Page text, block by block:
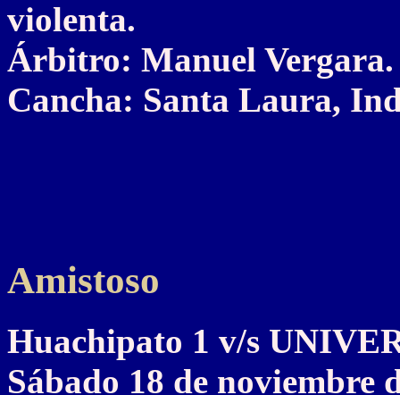
violenta.
Árbitro: Manuel Vergara.
Cancha: Santa Laura,
Amistoso
Huachipato 1 v/s
Sábado 18 de noviembre